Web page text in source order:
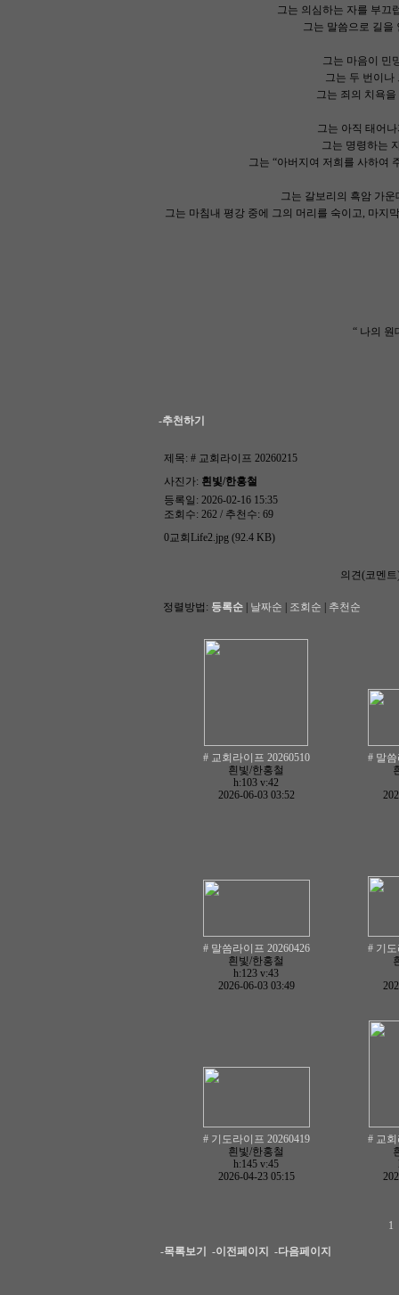
그는 의심하는 자를 부끄
그는 말씀으로 길을
그는 마음이 민
그는 두 번이나
그는 죄의 치욕
그는 아직 태어
그는 명령하는
그는 “아버지여 저희를 사하여
그는 갈보리의 흑암 가
그는 마침내 평강 중에 그의 머리를 숙이고, 마지
“ 나의 원
-추천하기
제목: # 교회라이프 20260215
사진가: 흰빛/한홍철
등록일: 2026-02-16 15:35
조회수: 262 / 추천수: 69
0교회Life2.jpg (92.4 KB)
의견(코멘
정렬방법: 등록순 날짜순 조회순 추천순
# 교회라이프 20260510
흰빛/한홍철
h:103 v:42
2026-06-03 03:52
# 말씀
# 말씀라이프 20260426
흰빛/한홍철
h:123 v:43
2026-06-03 03:49
# 기도
# 기도라이프 20260419
흰빛/한홍철
h:145 v:45
2026-04-23 05:15
# 교회
1
-목록보기 -이전페이지 -다음페이지